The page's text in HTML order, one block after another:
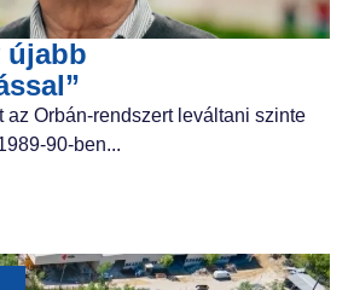
újabb
az Orbán-rendszert leváltani szinte
90-ben...